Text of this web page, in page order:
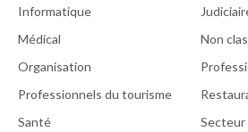
Informatique
Médical
Non
Organisation
Professionnels du tourisme
Santé
Secteur